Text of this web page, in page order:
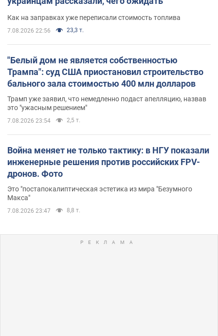
Как на заправках уже переписали стоимость топлива
7.08.2026 22:56 23,3 т.
"Белый дом не является собственностью
Трампа": суд США приостановил строительство
бального зала стоимостью 400 млн долларов
Трамп уже заявил, что немедленно подаст апелляцию, назвав
это "ужасным решением"
7.08.2026 23:54 2,5 т.
Война меняет не только тактику: в НГУ показали
инженерные решения против российских FPV-
дронов. Фото
Это "постапокалиптическая эстетика из мира "Безумного
Макса"
7.08.2026 23:47 8,8 т.